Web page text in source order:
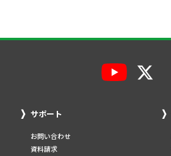
サポート
お問い合わせ
資料請求